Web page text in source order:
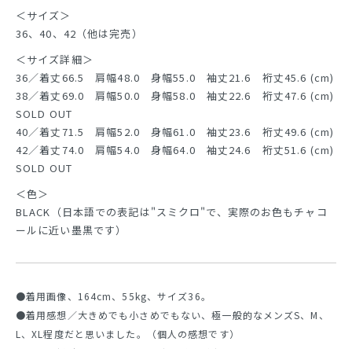
＜サイズ＞
36、40、42（他は完売）
＜サイズ詳細＞
36／着丈66.5 肩幅48.0 身幅55.0 袖丈21.6 裄丈45.6 (cm)
38／着丈69.0 肩幅50.0 身幅58.0 袖丈22.6 裄丈47.6 (cm)
SOLD OUT
40／着丈71.5 肩幅52.0 身幅61.0 袖丈23.6 裄丈49.6 (cm)
42／着丈74.0 肩幅54.0 身幅64.0 袖丈24.6 裄丈51.6 (cm)
SOLD OUT
＜色＞
BLACK（日本語での表記は"スミクロ"で、実際のお色もチャコ
ールに近い墨黒です）
●着用画像、164cm、55kg、サイズ36。
●着用感想／大きめでも小さめでもない、極一般的なメンズS、M、
L、XL程度だと思いました。（個人の感想です）